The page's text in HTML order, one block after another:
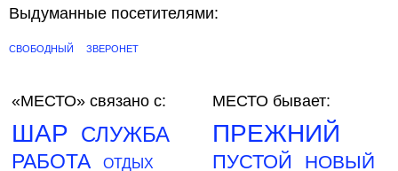
Выдуманные посетителями:
СВОБОДНЫЙ ЗВЕРОНЕТ
«МЕСТО» связано с:
ШАР СЛУЖБА
РАБОТА
ОТДЫХ
МЕСТО бывает:
ПРЕЖНИЙ
ПУСТОЙ НОВЫЙ